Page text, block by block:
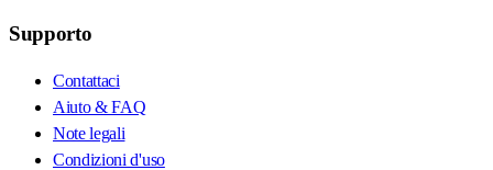
Supporto
Contattaci
Aiuto & FAQ
Note legali
Condizioni d'uso